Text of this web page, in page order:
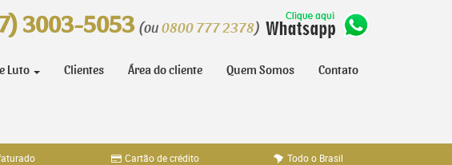
3003-5053 (ou 0800 777 2378)
Luto Clientes Área do cliente Quem Somos Contato
Cartão de crédito Todo o Brasil